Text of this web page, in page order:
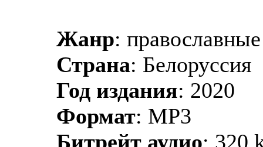
Жанр:
Страна: Белоруссия
Год издания: 2020
Формат: MP3
Битрейт аудио: 320